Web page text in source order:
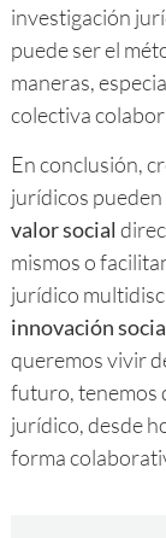
investigación
puede ser el
maneras,
colectiva
En conclusión,
jurídicos
valor social
mismos o
jurídico
innovación
queremos vivir
futuro, tenemos
jurídico, desde
forma